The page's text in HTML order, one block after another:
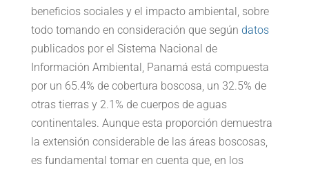
beneficios sociales y el impacto ambiental, sobre
todo tomando en consideración que según datos
publicados por el Sistema Nacional de
Información Ambiental, Panamá está compuesta
por un 65.4% de cobertura boscosa, un 32.5% de
otras tierras y 2.1% de cuerpos de aguas
continentales. Aunque esta proporción demuestra
la extensión considerable de las áreas boscosas,
es fundamental tomar en cuenta que, en los